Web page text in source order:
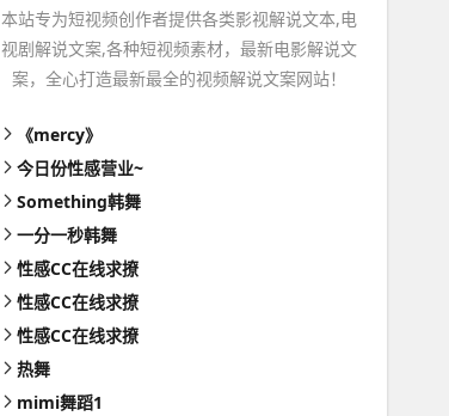
本站专为短视频创作者提供各类影视解说文本,电
视剧解说文案,各种短视频素材，最新电影解说文
案，全心打造最新最全的视频解说文案网站！
《mercy》
今日份性感营业~
Something韩舞
一分一秒韩舞
性感CC在线求撩
性感CC在线求撩
性感CC在线求撩
热舞
mimi舞蹈1